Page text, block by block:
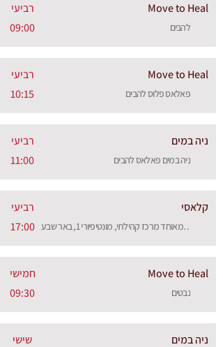
רביעי
09:00
Move to Heal
להבים
רביעי
10:15
Move to Heal
פאלאס פלוס להבים
רביעי
11:00
ניה במים
ניה במים פאלאס להבים
רביעי
17:00
קלאסי
נעמת נגב מאוחד מרכז קהילתי, מונטיפיורי 1, באר שבע
חמישי
09:30
Move to Heal
נבטים
שישי
ניה במים